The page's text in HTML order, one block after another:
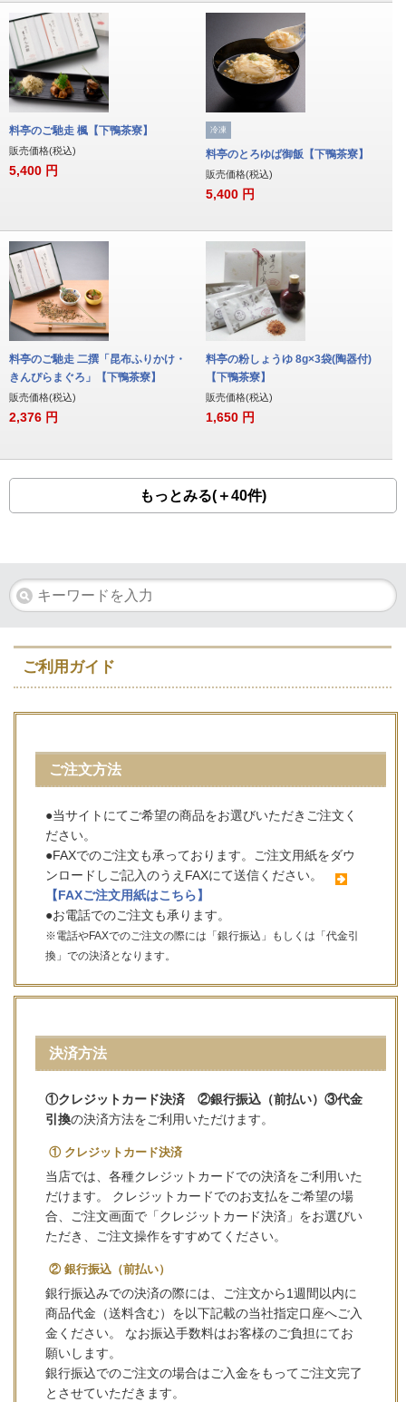
料亭のご馳走 楓【下鴨茶寮】
販売価格(税込)
5,400 円
冷凍
料亭のとろゆば御飯【下鴨茶寮】
販売価格(税込)
5,400 円
料亭のご馳走 二撰「昆布ふりかけ・
きんぴらまぐろ」【下鴨茶寮】
販売価格(税込)
2,376 円
料亭の粉しょうゆ 8g×3袋(陶器付)
【下鴨茶寮】
販売価格(税込)
1,650 円
もっとみる(＋40件)
ご利用ガイド
ご注文方法
●当サイトにてご希望の商品をお選びいただきご注文く
ださい。
●FAXでのご注文も承っております。ご注文用紙をダウ
ンロードしご記入のうえFAXにて送信ください。
【FAXご注文用紙はこちら】
●お電話でのご注文も承ります。
※電話やFAXでのご注文の際には「銀行振込」もしくは「代金引
換」での決済となります。
決済方法
①クレジットカード決済 ②銀行振込（前払い）③代金
引換の決済方法をご利用いただけます。
① クレジットカード決済
当店では、各種クレジットカードでの決済をご利用いた
だけます。 クレジットカードでのお支払をご希望の場
合、ご注文画面で「クレジットカード決済」をお選びい
ただき、ご注文操作をすすめてください。
② 銀行振込（前払い）
銀行振込みでの決済の際には、ご注文から1週間以内に
商品代金（送料含む）を以下記載の当社指定口座へご入
金ください。 なお振込手数料はお客様のご負担にてお
願いします。
銀行振込でのご注文の場合はご入金をもってご注文完了
とさせていただきます。